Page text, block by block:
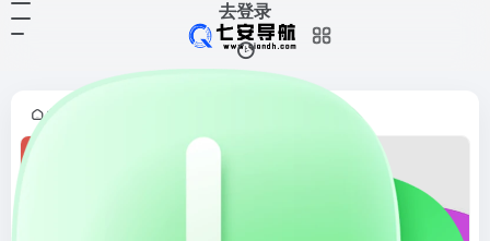
去登录
首页